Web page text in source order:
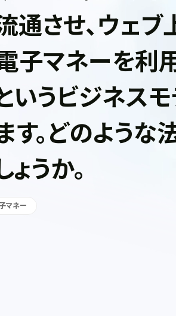
通させ、ウェ
子マネーを利
いうビジネス
す。どのよう
ょうか。
マネー